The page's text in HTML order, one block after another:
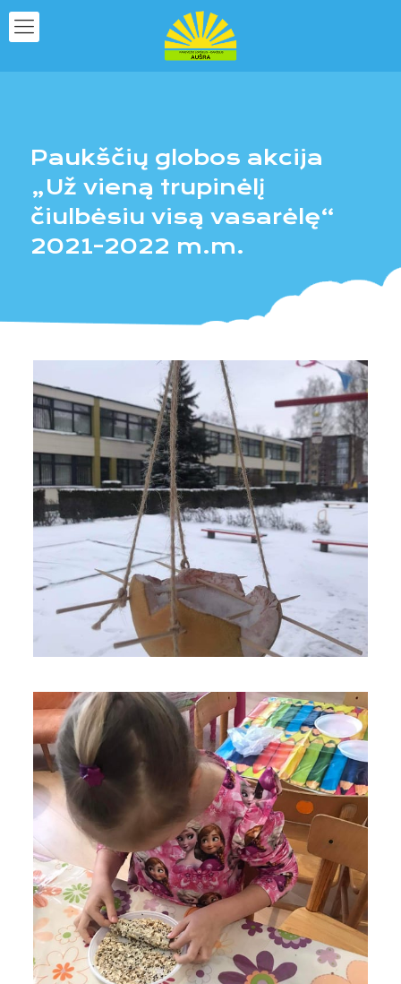
Paukščių globos akcija
„Už vieną trupinėlį
čiulbėsiu visą vasarėlę“
2021-2022 m.m.